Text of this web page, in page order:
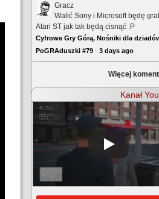
Gracz
Walić Sony i Microsoft będę
Atari ST jak tak będą cisnąć :P
Cyfrowe Gry Górą, Nośniki dla
PoGRAduszki #79 · 3 days ago
Więcej
Kanał